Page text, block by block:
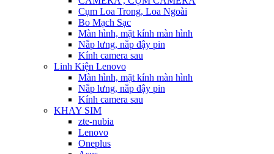
Cụm Loa Trong, Loa Ngoài
Bo Mạch Sạc
Màn hình, mặt kính màn hình
Nắp lưng, nắp đậy pin
Kính camera sau
Linh Kiện Lenovo
Màn hình, mặt kính màn hình
Nắp lưng, nắp đậy pin
Kính camera sau
KHAY SIM
zte-nubia
Lenovo
Oneplus